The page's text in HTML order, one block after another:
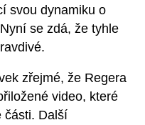
svou dynamiku o
se zdá, že tyhle
zřejmé, že Regera
video, které
části. Další